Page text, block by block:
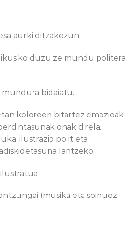
aurki ditzakezun.
duzu ze mundu politera
mundura bidaiatu.
koloreen bitartez emozioak
onak direla.
ilustrazio polit eta
lantzeko.
(musika eta soinuez